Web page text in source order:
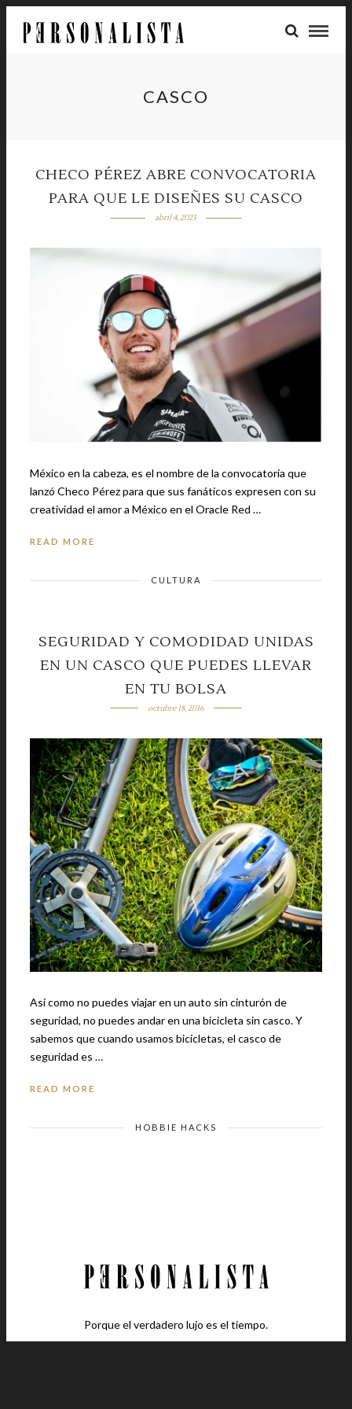
CASCO
CHECO PÉREZ ABRE CONVOCATORIA
PARA QUE LE DISEÑES SU CASCO
abril 4, 2023
México en la cabeza, es el nombre de la convocatoria que
lanzó Checo Pérez para que sus fanáticos expresen con su
creatividad el amor a México en el Oracle Red …
READ MORE
CULTURA
SEGURIDAD Y COMODIDAD UNIDAS
EN UN CASCO QUE PUEDES LLEVAR
EN TU BOLSA
octubre 18, 2016
Así como no puedes viajar en un auto sin cinturón de
seguridad, no puedes andar en una bicicleta sin casco. Y
sabemos que cuando usamos bicicletas, el casco de
seguridad es …
READ MORE
HOBBIE HACKS
Porque el verdadero lujo es el tiempo.